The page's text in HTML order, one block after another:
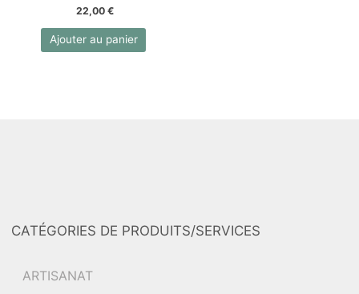
22,00 €
Ajouter au panier
CATÉGORIES DE PRODUITS/SERVICES
ARTISANAT